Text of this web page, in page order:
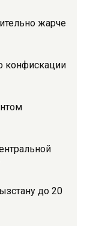
жарче
конфискации
до 20